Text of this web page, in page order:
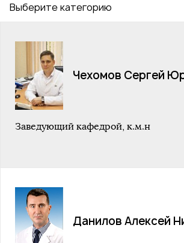
Выберите категорию
Чехомов Сергей
Заведующий кафедрой, к.м.н
Данилов Алексей